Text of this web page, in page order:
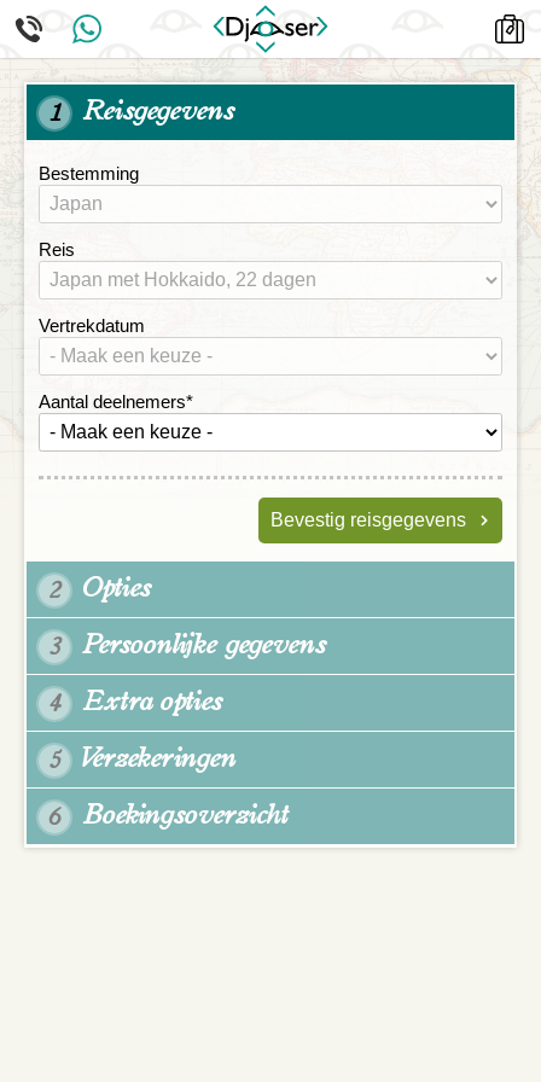
1 Reisgegevens
Bestemming
Reis
Vertrekdatum
Aantal deelnemers*
Bevestig reisgegevens
2 Opties
3 Persoonlijke gegevens
4 Extra opties
5 Verzekeringen
6 Boekingsoverzicht